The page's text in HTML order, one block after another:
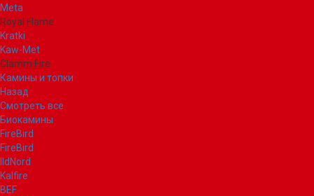
Meta
Royal Flame
Kratki
Kaw-Met
Glamm Fire
Камины и топки
Назад
Смотреть все
Биокамины
FireBird
FireBird
IldNord
Kalfire
BEF